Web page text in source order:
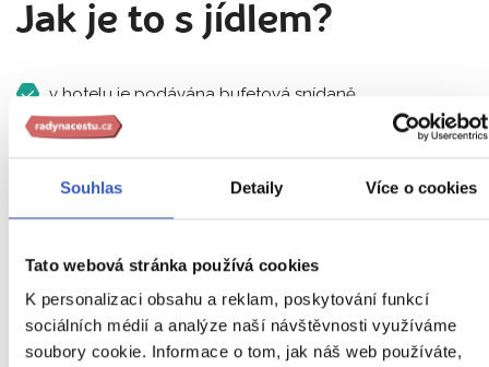
Souhlas Detaily Více o cookies
Tato webová stránka používá cookies
K personalizaci obsahu a reklam, poskytování funkcí
sociálních médií a analýze naší návštěvnosti využíváme
soubory cookie. Informace o tom, jak náš web používáte,
Jak je to s jídlem?
v hotelu je podávána bufetová snídaně
během dne bude možné zakoupit jídlo na místech s
možností občerstvení
poblíž hotelu je možnost individuálního stravování v
Podmínky pro přepravu